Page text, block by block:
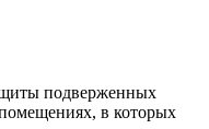
подверженных
в которых